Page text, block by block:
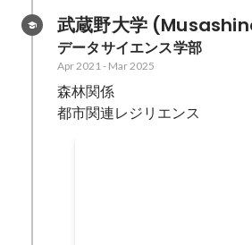
武蔵野大学
データサイエンス学部
Apr 2021- Mar 2025
森林関係
都市関連レジリエンス